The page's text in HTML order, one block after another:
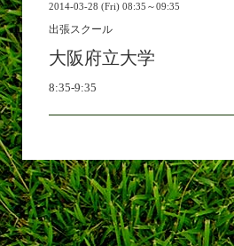
2014-03-28 (Fri) 08:35～09:35
出張スクール
大阪府立大学
8:35-9:35